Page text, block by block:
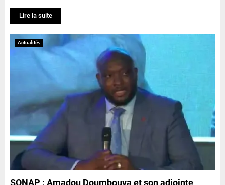
Lire la suite
Actualités
SONAP : Amadou Doumbouya et son adjointe